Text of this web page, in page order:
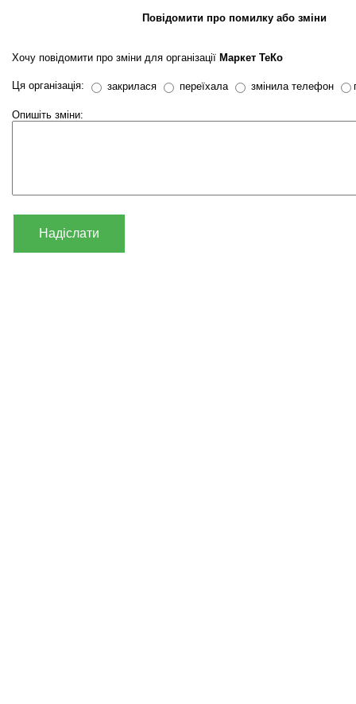
Повідомити про помилку або зміни
Хочу повідомити про зміни для організації Маркет ТеКо
Ця організація: закрилася переїхала змінила телефон
Опишіть зміни:
Надіслати